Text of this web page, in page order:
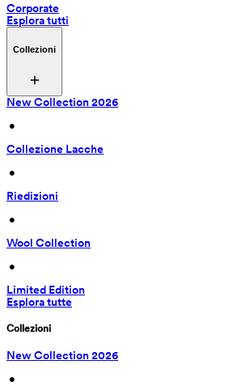
Corporate
Esplora tutti
Collezioni
New Collection 2026
•
Collezione Lacche
•
Riedizioni
•
Wool Collection
•
Limited Edition
Esplora tutte
Collezioni
New Collection 2026
•